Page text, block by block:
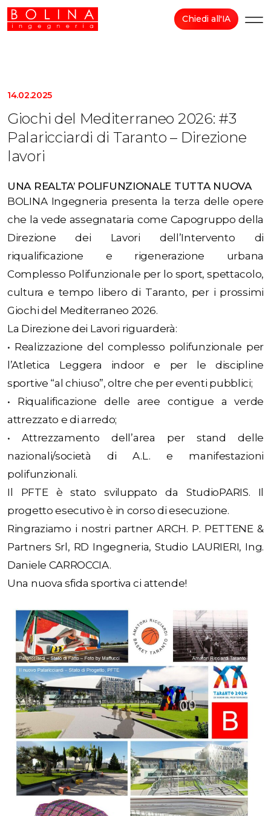
Chiedi all'IA
14.02.2025
Giochi del Mediterraneo 2026: #3
Palaricciardi di Taranto – Direzione
lavori
UNA REALTA’ POLIFUNZIONALE TUTTA NUOVA
BOLINA Ingegneria presenta la terza delle opere
che la vede assegnataria come Capogruppo della
Direzione dei Lavori dell’Intervento di
riqualificazione e rigenerazione urbana
Complesso Polifunzionale per lo sport, spettacolo,
cultura e tempo libero di Taranto, per i prossimi
Giochi del Mediterraneo 2026.
La Direzione dei Lavori riguarderà:
• Realizzazione del complesso polifunzionale per
l’Atletica Leggera indoor e per le discipline
sportive “al chiuso”, oltre che per eventi pubblici;
• Riqualificazione delle aree contigue a verde
attrezzato e di arredo;
• Attrezzamento dell’area per stand delle
nazionali/società di A.L. e manifestazioni
polifunzionali.
Il PFTE è stato sviluppato da StudioPARIS. Il
progetto esecutivo è in corso di esecuzione.
Ringraziamo i nostri partner ARCH. P. PETTENE &
Partners Srl, RD Ingegneria, Studio LAURIERI, Ing.
Daniele CARROCCIA.
Una nuova sfida sportiva ci attende!